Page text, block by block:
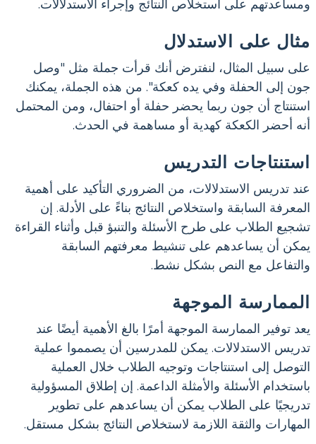
ومساعدتهم على استخلاص النتائج وإجراء الاستدلالات.
مثال على الاستدلال
على سبيل المثال، لنفترض أنك قرأت جملة مثل "وصل
جون إلى الحفلة وفي يده كعكة". من هذه الجملة، يمكنك
استنتاج أن جون ربما يحضر حفلة أو احتفال، ومن المحتمل
أنه أحضر الكعكة كهدية أو مساهمة في الحدث.
استنتاجات التدريس
عند تدريس الاستدلالات، من الضروري التأكيد على أهمية
المعرفة السابقة واستخلاص النتائج بناءً على الأدلة. إن
تشجيع الطلاب على طرح الأسئلة والتنبؤ قبل وأثناء القراءة
يمكن أن يساعدهم على تنشيط معرفتهم السابقة
والتفاعل مع النص بشكل نشط.
الممارسة الموجهة
يعد توفير الممارسة الموجهة أمرًا بالغ الأهمية أيضًا عند
تدريس الاستدلالات. يمكن للمدرسين أن يصمموا عملية
التوصل إلى استنتاجات وتوجيه الطلاب خلال العملية
باستخدام الأسئلة والأمثلة الداعمة. إن إطلاق المسؤولية
تدريجيًا على الطلاب يمكن أن يساعدهم على تطوير
المهارات والثقة اللازمة لاستخلاص النتائج بشكل مستقل.